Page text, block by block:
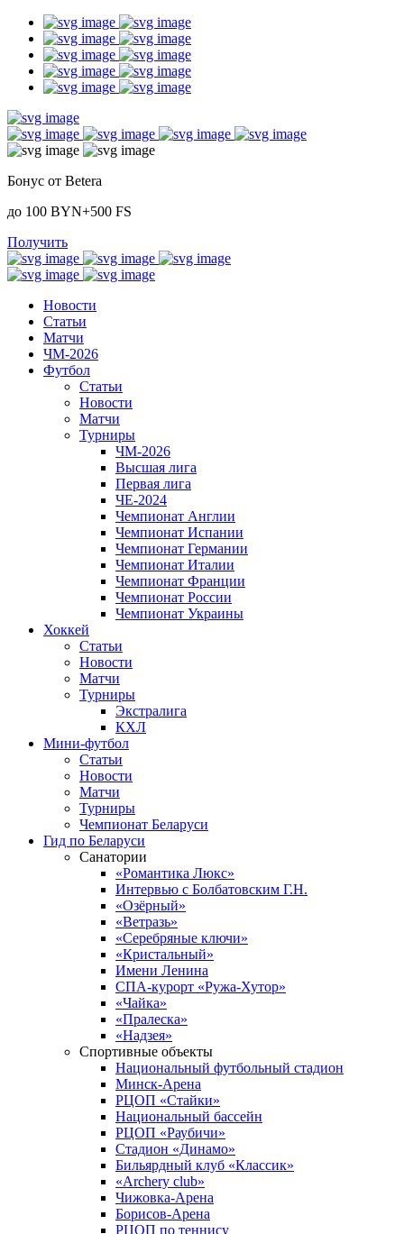
Бонус от Betera
до 100 BYN+500 FS
Получить
Новости
Статьи
Матчи
ЧМ-2026
Футбол
Статьи
Новости
Матчи
Турниры
ЧМ-2026
Высшая лига
Первая лига
ЧЕ-2024
Чемпионат Англии
Чемпионат Испании
Чемпионат Германии
Чемпионат Италии
Чемпионат Франции
Чемпионат России
Чемпионат Украины
Хоккей
Статьи
Новости
Матчи
Турниры
Экстралига
КХЛ
Мини-футбол
Статьи
Новости
Матчи
Турниры
Чемпионат Беларуси
Гид по Беларуси
Санатории
«Романтика Люкс»
Интервью с Болбатовским Г.Н.
«Озёрный»
«Ветразь»
«Серебряные ключи»
«Кристальный»
Имени Ленина
СПА-курорт «Ружа-Хутор»
«Чайка»
«Пралеска»
«Надзея»
Спортивные объекты
Национальный футбольный стадион
Минск-Арена
РЦОП «Стайки»
Национальный бассейн
РЦОП «Раубичи»
Стадион «Динамо»
Бильярдный клуб «Классик»
«Archery club»
Чижовка-Арена
Борисов-Арена
РЦОП по теннису